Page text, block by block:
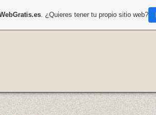
. ¿Quieres tener tu propio sitio web?